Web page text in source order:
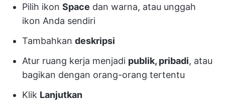
Pilih ikon Space dan warna, atau unggah
ikon Anda sendiri
Tambahkan deskripsi
Atur ruang kerja menjadi publik, pribadi, atau
bagikan dengan orang-orang tertentu
Klik Lanjutkan